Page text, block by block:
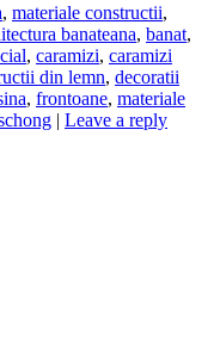
, materiale constructii,
banateana, banat,
, caramizi, caramizi
din lemn, decoratii
, frontoane, materiale
| Leave a reply